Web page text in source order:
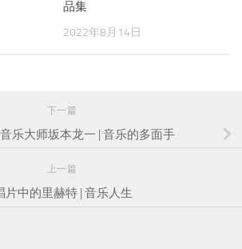
唱片中的里赫特 | 音乐人生